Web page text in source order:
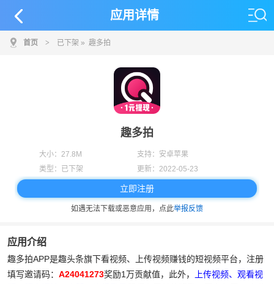
应用详情
首页 > 已下架 » 趣多拍
趣多拍
大小： 27.8M 支持： 安卓苹果
类型：
已下架 更新： 2022-05-23
立即注册
如遇无法下载或恶意应用，点此举报反馈
应用介绍
趣多拍APP是趣头条旗下看视频、上传视频赚钱的短视频平台，注册
填写邀请码： A24041273奖励1万贡献值，此外，
上传视频、观看视